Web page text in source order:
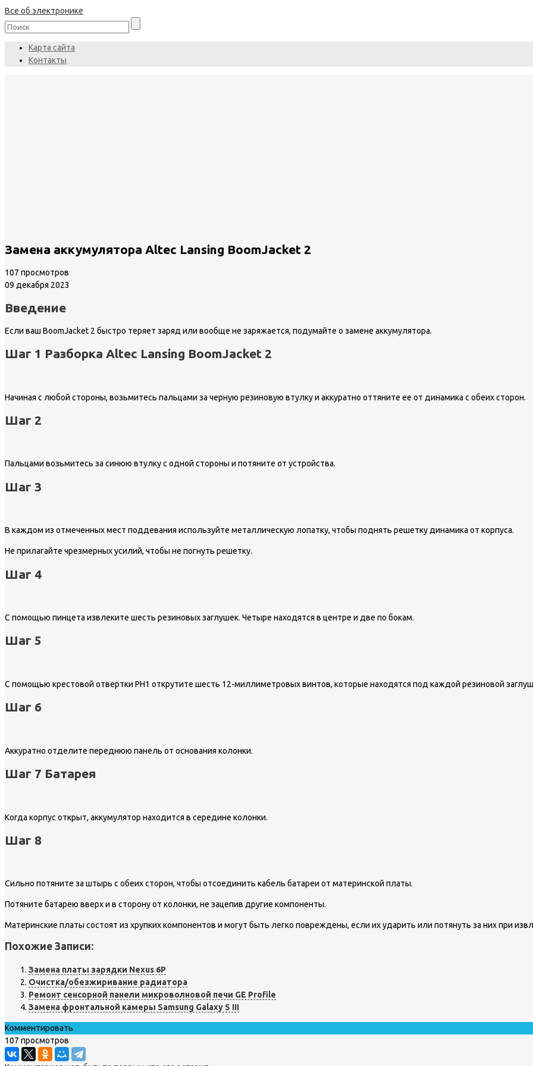
Все об электронике
Карта сайта
Контакты
Замена аккумулятора Altec Lansing BoomJacket 2
107 просмотров
09 декабря 2023
Введение
Если ваш BoomJacket 2 быстро теряет заряд или вообще не заряжается, подумайте о замене аккумулятора.
Шаг 1 Разборка Altec Lansing BoomJacket 2
Начиная с любой стороны, возьмитесь пальцами за черную резиновую втулку и аккуратно оттяните ее от динамика с обеих сторон.
Шаг 2
Пальцами возьмитесь за синюю втулку с одной стороны и потяните от устройства.
Шаг 3
В каждом из отмеченных мест поддевания используйте металлическую лопатку, чтобы поднять решетку динамика от корпуса.
Не прилагайте чрезмерных усилий, чтобы не погнуть решетку.
Шаг 4
С помощью пинцета извлеките шесть резиновых заглушек. Четыре находятся в центре и две по бокам.
Шаг 5
С помощью крестовой отвертки PH1 открутите шесть 12-миллиметровых винтов, которые находятся под каждой резиновой
Шаг 6
Аккуратно отделите переднюю панель от основания колонки.
Шаг 7 Батарея
Когда корпус открыт, аккумулятор находится в середине колонки.
Шаг 8
Сильно потяните за штырь с обеих сторон, чтобы отсоединить кабель батареи от материнской платы.
Потяните батарею вверх и в сторону от колонки, не зацепив другие компоненты.
Материнские платы состоят из хрупких компонентов и могут быть легко повреждены, если их ударить или потянуть за них при
Похожие Записи:
Замена платы зарядки Nexus 6P
Очистка/обезжиривание радиатора
Ремонт сенсорной панели микроволновой печи GE Profile
Замена фронтальной камеры Samsung Galaxy S III
Комментировать
107 просмотров